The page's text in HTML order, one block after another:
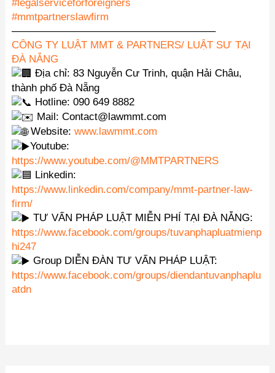
#legalserviceforforeigners
#mmtpartnerslawfirm
———————————————————–
CÔNG TY LUẬT MMT & PARTNERS/ LUẬT SƯ TẠI
ĐÀ NẴNG
Địa chỉ: 83 Nguyễn Cư Trinh, quận Hải Châu,
thành phố Đà Nẵng
Hotline: 090 649 8882
Mail: Contact@lawmmt.com
Website:www.lawmmt.com
Youtube:
https://www.youtube.com/@MMTPARTNERS
Linkedin:
https://www.linkedin.com/company/mmt-partner-law-
firm/
TƯ VẤN PHÁP LUẬT MIỄN PHÍ TẠI ĐÀ NẴNG:
https://www.facebook.com/groups/tuvanphapluatmienp
hi247
Group DIỄN ĐÀN TƯ VẤN PHÁP LUẬT:
https://www.facebook.com/groups/diendantuvanphaplu
atdn